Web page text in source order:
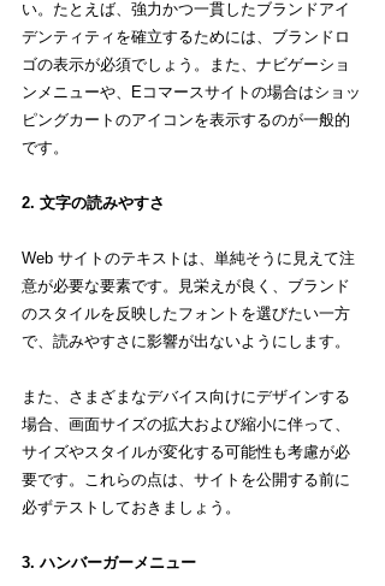
い。たとえば、強力かつ一貫したブランドアイ
デンティティを確立するためには、ブランドロ
ゴの表示が必須でしょう。また、ナビゲーショ
ンメニューや、Eコマースサイトの場合はショッ
ピングカートのアイコンを表示するのが一般的
です。
2. 文字の読みやすさ
Web サイトのテキストは、単純そうに見えて注
意が必要な要素です。見栄えが良く、ブランド
のスタイルを反映したフォントを選びたい一方
で、読みやすさに影響が出ないようにします。
また、さまざまなデバイス向けにデザインする
場合、画面サイズの拡大および縮小に伴って、
サイズやスタイルが変化する可能性も考慮が必
要です。これらの点は、サイトを公開する前に
必ずテストしておきましょう。
3. ハンバーガーメニュー